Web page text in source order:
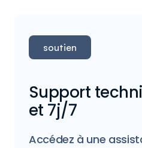
soutien
Support
et 7j/7
Accédez à une